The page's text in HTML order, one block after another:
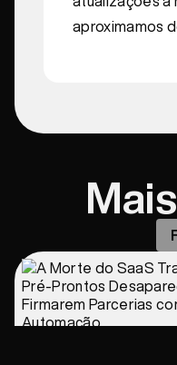
aproximamos